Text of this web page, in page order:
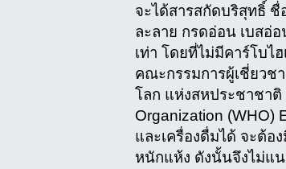
จะได้สารสกัดบริสุทธิ์ ชื่
ละลาย กรดอ่อน เบสอ่
เท่า โดยที่ไม่มีคาร์โบไ
คณะกรรมการผู้เชี่ยวช
โลก แห่งสหประชาชาติ
Organization (WHO)
และเครื่องดื่มได้ จะต้อ
หนักแห้ง ดังนั้นจึงไม่แ